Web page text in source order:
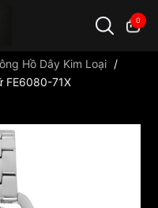
0
Hồ Dây Kim Loại /
FE6080-71X